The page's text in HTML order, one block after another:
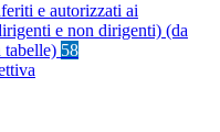
e autorizzati ai
e non dirigenti) (da
tabelle) 58